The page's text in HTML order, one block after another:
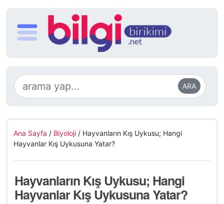
ARA
Ana Sayfa / Biyoloji / Hayvanların Kış Uykusu; Hangi
Hayvanlar Kış Uykusuna Yatar?
Hayvanların Kış Uykusu; Hangi
Hayvanlar Kış Uykusuna Yatar?